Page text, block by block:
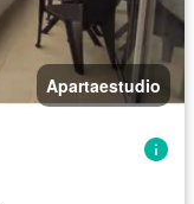
Apartaestudio